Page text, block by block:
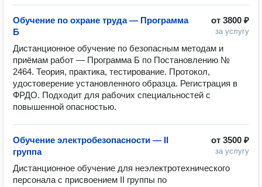
от 3800 ₽
за услугу
Обучение по охране труда — Программа
Б
Дистанционное обучение по безопасным методам и
приёмам работ — Программа Б по Постановлению №
2464. Теория, практика, тестирование. Протокол,
удостоверение установленного образца. Регистрация в
ФРДО. Подходит для рабочих специальностей с
повышенной опасностью.
от 3500 ₽
за услугу
Обучение электробезопасности — II
группа
Дистанционное обучение для неэлектротехнического
персонала с присвоением II группы по